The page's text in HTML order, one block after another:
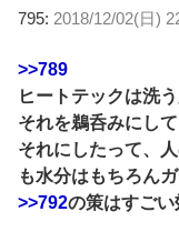
795: 2018/12/02(日)
>>789
ヒートテックは洗
それを鵜呑みにし
それにしたって、
も水分はもちろん
>>792の策はすご